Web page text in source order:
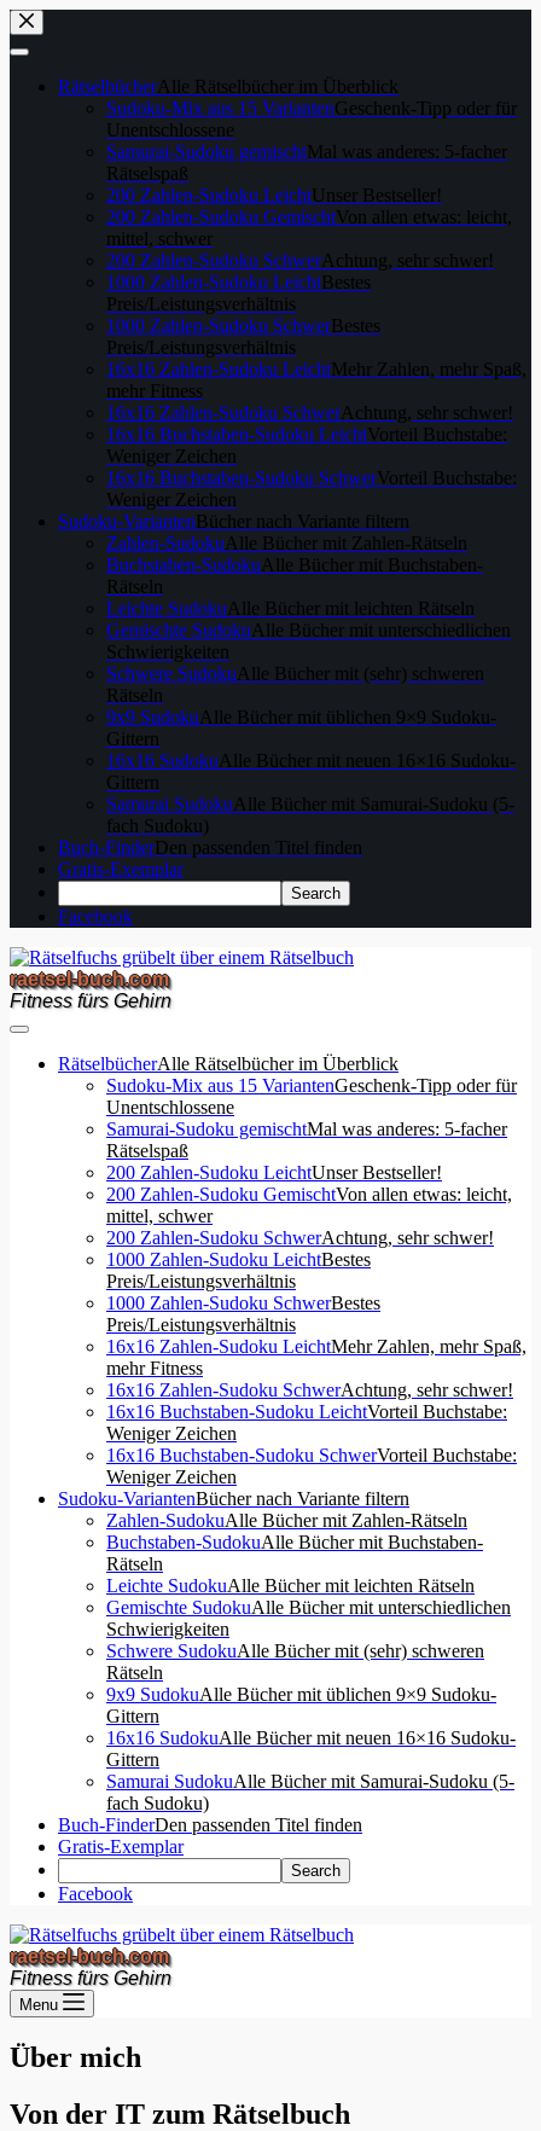
Skip
to
content
RätselbücherAlle Rätselbücher im Überblick
Sudoku-Mix aus 15 VariantenGeschenk-Tipp oder für
Unentschlossene
Samurai-Sudoku gemischtMal was anderes: 5-facher
Rätselspaß
200 Zahlen-Sudoku LeichtUnser Bestseller!
200 Zahlen-Sudoku GemischtVon allen etwas: leicht,
mittel, schwer
200 Zahlen-Sudoku SchwerAchtung, sehr schwer!
1000 Zahlen-Sudoku LeichtBestes
Preis/Leistungsverhältnis
1000 Zahlen-Sudoku SchwerBestes
Preis/Leistungsverhältnis
16x16 Zahlen-Sudoku LeichtMehr Zahlen, mehr Spaß,
mehr Fitness
16x16 Zahlen-Sudoku SchwerAchtung, sehr schwer!
16x16 Buchstaben-Sudoku LeichtVorteil Buchstabe:
Weniger Zeichen
16x16 Buchstaben-Sudoku SchwerVorteil Buchstabe:
Weniger Zeichen
Sudoku-VariantenBücher nach Variante filtern
Zahlen-Sudoku Alle Bücher mit Zahlen-Rätseln
Buchstaben-Sudoku Alle Bücher mit Buchstaben-
Rätseln
Leichte Sudoku Alle Bücher mit leichten Rätseln
Gemischte Sudoku Alle Bücher mit unterschiedlichen
Schwierigkeiten
Schwere Sudoku Alle Bücher mit (sehr) schweren
Rätseln
9x9 Sudoku Alle Bücher mit üblichen 9×9 Sudoku-
Gittern
16x16 Sudoku Alle Bücher mit neuen 16×16 Sudoku-
Gittern
Samurai Sudoku Alle Bücher mit Samurai-Sudoku (5-
fach Sudoku)
Buch-FinderDen passenden Titel finden
Gratis-Exemplar
Facebook
raetsel-buch.com
Fitness fürs Gehirn
RätselbücherAlle Rätselbücher im Überblick
Sudoku-Mix aus 15 VariantenGeschenk-Tipp oder für
Unentschlossene
Samurai-Sudoku gemischtMal was anderes: 5-facher
Rätselspaß
200 Zahlen-Sudoku LeichtUnser Bestseller!
200 Zahlen-Sudoku GemischtVon allen etwas: leicht,
mittel, schwer
200 Zahlen-Sudoku SchwerAchtung, sehr schwer!
1000 Zahlen-Sudoku LeichtBestes
Preis/Leistungsverhältnis
1000 Zahlen-Sudoku SchwerBestes
Preis/Leistungsverhältnis
16x16 Zahlen-Sudoku LeichtMehr Zahlen, mehr Spaß,
mehr Fitness
16x16 Zahlen-Sudoku SchwerAchtung, sehr schwer!
16x16 Buchstaben-Sudoku LeichtVorteil Buchstabe:
Weniger Zeichen
16x16 Buchstaben-Sudoku SchwerVorteil Buchstabe:
Weniger Zeichen
Sudoku-VariantenBücher nach Variante filtern
Zahlen-SudokuAlle Bücher mit Zahlen-Rätseln
Buchstaben-SudokuAlle Bücher mit Buchstaben-
Rätseln
Leichte SudokuAlle Bücher mit leichten Rätseln
Gemischte SudokuAlle Bücher mit unterschiedlichen
Schwierigkeiten
Schwere SudokuAlle Bücher mit (sehr) schweren
Rätseln
9x9 SudokuAlle Bücher mit üblichen 9×9 Sudoku-
Gittern
16x16 SudokuAlle Bücher mit neuen 16×16 Sudoku-
Gittern
Samurai SudokuAlle Bücher mit Samurai-Sudoku (5-
fach Sudoku)
Buch-FinderDen passenden Titel finden
Gratis-Exemplar
Facebook
raetsel-buch.com
Fitness fürs Gehirn
Menu
Über mich
Von der IT zum Rätselbuch